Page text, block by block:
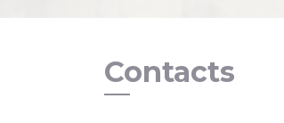
Contacts